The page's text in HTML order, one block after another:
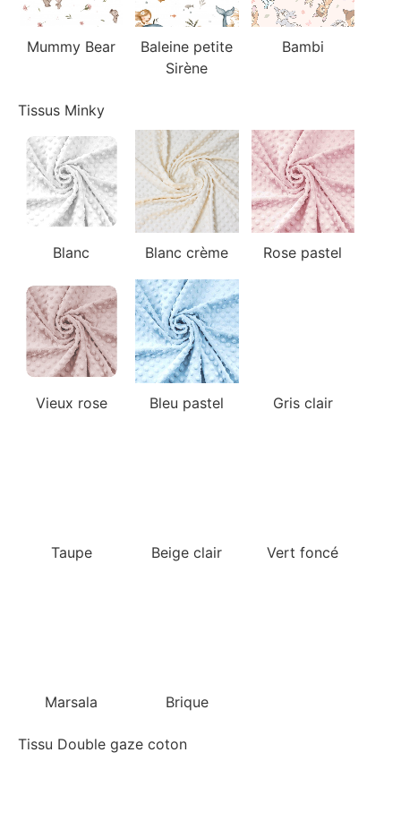
Mummy Bear
Baleine petite
Sirène
Bambi
Tissus Minky
Blanc Blanc crème Rose pastel
Vieux rose Bleu pastel Gris clair
Taupe Beige clair Vert foncé
Marsala Brique
Tissu Double gaze coton